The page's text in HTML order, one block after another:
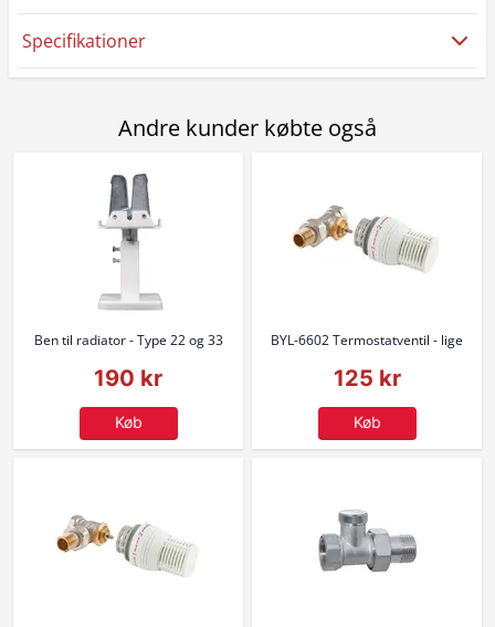
Specifikationer
Andre kunder købte også
Ben til radiator - Type 22 og 33
190 kr
Køb
BYL-6602 Termostatventil - lige
125 kr
Køb